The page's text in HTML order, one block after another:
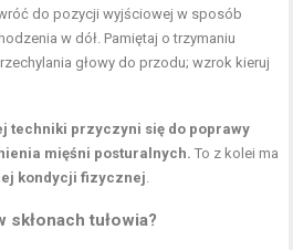
do pozycji wyjściowej w sposób
w dół. Pamiętaj o trzymaniu
głowy do przodu; wzrok kieruj
techniki przyczyni się do poprawy
mięśni posturalnych. To z kolei ma
kondycji fizycznej.
tułowia?